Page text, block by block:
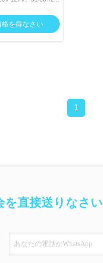
を得なさい
1
を直接送りなさい